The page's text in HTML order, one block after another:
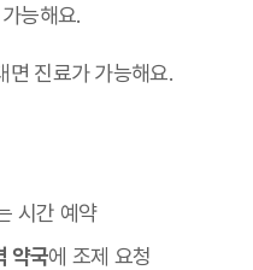
능해요.
면 진료가 가능해요.
시간 예약
약국에 조제 요청